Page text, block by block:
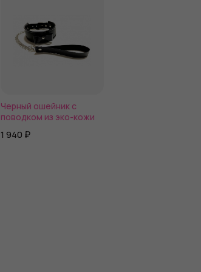
Черный ошейник с
поводком из эко-кожи
1 940 ₽